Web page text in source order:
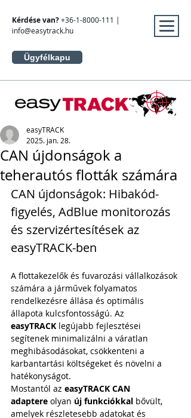
Kérdése van?+36-1-8000-111 |
info@easytrack.hu
Ügyfélkapu
CAN újdonságok a
teherautós flották számára
easyTRACK
2025. jan. 28.
CAN újdonságok: Hibakód-
figyelés, AdBlue monitorozás
és szervizértesítések az
easyTRACK-ben
A flottakezelők és fuvarozási vállalkozások
számára a járművek folyamatos
rendelkezésre állása és optimális
állapota kulcsfontosságú. Az
easyTRACK legújabb fejlesztései
segítenek minimalizálni a váratlan
meghibásodásokat, csökkenteni a
karbantartási költségeket és növelni a
hatékonyságot.
Mostantól az easyTRACK CAN
adaptere olyan új funkciókkal bővült,
amelyek részletesebb adatokat és